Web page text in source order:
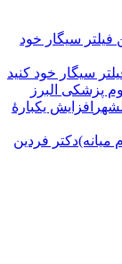
سیگار خود کنید
پزشکی البرز
افزایش یکبارۀ
دكتر فردين